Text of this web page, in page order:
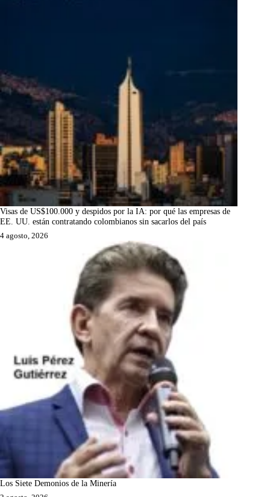
Visas de US$100.000 y despidos por la IA: por qué las empresas de
EE. UU. están contratando colombianos sin sacarlos del país
4 agosto, 2026
Los Siete Demonios de la Minería